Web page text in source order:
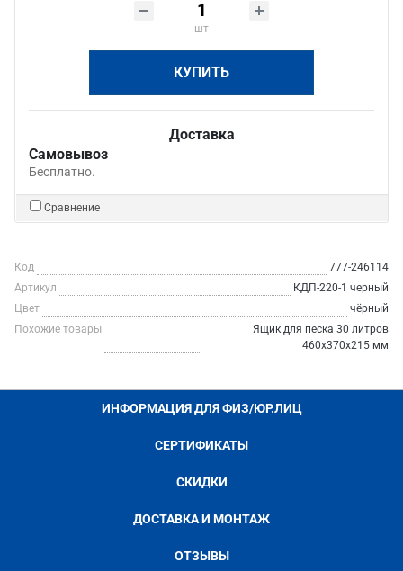
шт
КУПИТЬ
Доставка
Самовывоз
Бесплатно.
Сравнение
Код
777-246114
Артикул
КДП-220-1 черный
Цвет
чёрный
Похожие товары
Ящик для песка 30 литров
460х370х215 мм
ИНФОРМАЦИЯ ДЛЯ ФИЗ/ЮР.ЛИЦ
СЕРТИФИКАТЫ
СКИДКИ
ДОСТАВКА И МОНТАЖ
ОТЗЫВЫ